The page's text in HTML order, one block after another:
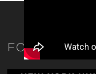
FONDATO DA